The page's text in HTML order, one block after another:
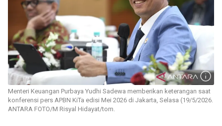
Menteri Keuangan Purbaya Yudhi Sadewa memberikan keterangan saat
konferensi pers APBN KiTa edisi Mei 2026 di Jakarta, Selasa (19/5/2026.
ANTARA FOTO/M Risyal Hidayat/tom.